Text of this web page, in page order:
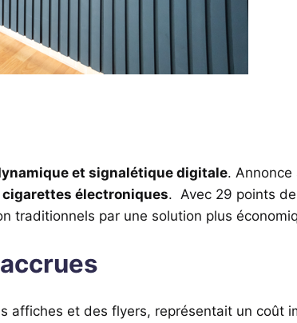
et signalétique digitale. Annonce
cigarettes électroniques. Avec 29 points
traditionnels par une solution plus
affiches et des flyers, représentait un coût